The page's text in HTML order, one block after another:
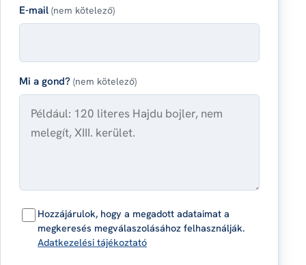
E-mail(nem kötelező)
Mi a gond?(nem kötelező)
Hozzájárulok, hogy a megadott adataimat a
megkeresés megválaszolásához felhasználják.
Adatkezelési tájékoztató